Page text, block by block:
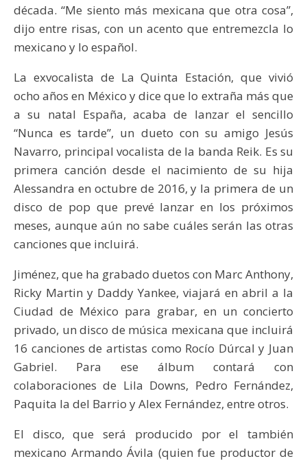
década. “Me siento más mexicana que otra cosa”,
dijo entre risas, con un acento que entremezcla lo
mexicano y lo español.
La exvocalista de La Quinta Estación, que vivió
ocho años en México y dice que lo extraña más que
a su natal España, acaba de lanzar el sencillo
“Nunca es tarde”, un dueto con su amigo Jesús
Navarro, principal vocalista de la banda Reik. Es su
primera canción desde el nacimiento de su hija
Alessandra en octubre de 2016, y la primera de un
disco de pop que prevé lanzar en los próximos
meses, aunque aún no sabe cuáles serán las otras
canciones que incluirá.
Jiménez, que ha grabado duetos con Marc Anthony,
Ricky Martin y Daddy Yankee, viajará en abril a la
Ciudad de México para grabar, en un concierto
privado, un disco de música mexicana que incluirá
16 canciones de artistas como Rocío Dúrcal y Juan
Gabriel. Para ese álbum contará con
colaboraciones de Lila Downs, Pedro Fernández,
Paquita la del Barrio y Alex Fernández, entre otros.
El disco, que será producido por el también
mexicano Armando Ávila (quien fue productor de